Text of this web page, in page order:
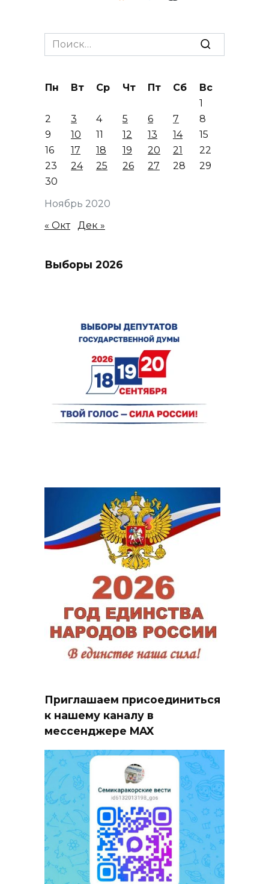
Search
for:
Ноябрь 2020
Пн Вт Ср Чт Пт Сб
Вс
1
2
3 4 5 6 7
8
9
10 11 12 13 14
15
16
17 18 19 20 21
22
23
24 25 26 27 28
29
30
« Окт Дек »
Выборы 2026
Приглашаем присоединиться
к нашему каналу в
мессенджере MAX